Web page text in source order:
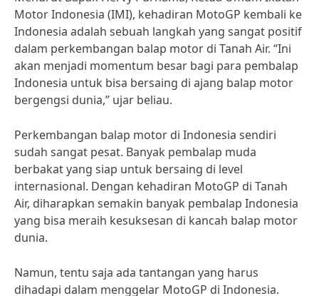
Motor Indonesia (IMI), kehadiran MotoGP kembali ke
Indonesia adalah sebuah langkah yang sangat positif
dalam perkembangan balap motor di Tanah Air. “Ini
akan menjadi momentum besar bagi para pembalap
Indonesia untuk bisa bersaing di ajang balap motor
bergengsi dunia,” ujar beliau.
Perkembangan balap motor di Indonesia sendiri
sudah sangat pesat. Banyak pembalap muda
berbakat yang siap untuk bersaing di level
internasional. Dengan kehadiran MotoGP di Tanah
Air, diharapkan semakin banyak pembalap Indonesia
yang bisa meraih kesuksesan di kancah balap motor
dunia.
Namun, tentu saja ada tantangan yang harus
dihadapi dalam menggelar MotoGP di Indonesia.